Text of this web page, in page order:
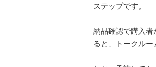
ステップです。
納品確認で購入者
ると、トークルー